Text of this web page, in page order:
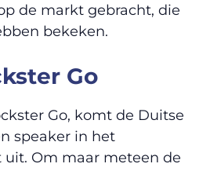
de markt gebracht, die
bekeken.
Go
Go, komt de Duitse
speaker in het
Om maar meteen de